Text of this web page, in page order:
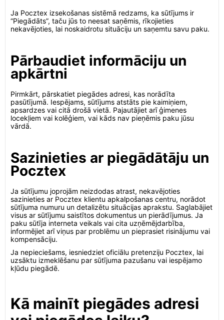
Ja Pocztex izsekošanas sistēmā redzams, ka sūtījums ir
“Piegādāts”, taču jūs to neesat saņēmis, rīkojieties
nekavējoties, lai noskaidrotu situāciju un saņemtu savu paku.
Pārbaudiet informāciju un
apkārtni
Pirmkārt, pārskatiet piegādes adresi, kas norādīta
pasūtījumā. Iespējams, sūtījums atstāts pie kaimiņiem,
apsardzes vai citā drošā vietā. Pajautājiet arī ģimenes
locekļiem vai kolēģiem, vai kāds nav pieņēmis paku jūsu
vārdā.
Sazinieties ar piegādātāju un
Pocztex
Ja sūtījumu joprojām neizdodas atrast, nekavējoties
sazinieties ar Pocztex klientu apkalpošanas centru, norādot
sūtījuma numuru un detalizētu situācijas aprakstu. Saglabājiet
visus ar sūtījumu saistītos dokumentus un pierādījumus. Ja
paku sūtīja interneta veikals vai cita uzņēmējdarbība,
informējiet arī viņus par problēmu un pieprasiet risinājumu vai
kompensāciju.
Ja nepieciešams, iesniedziet oficiālu pretenziju Pocztex, lai
uzsāktu izmeklēšanu par sūtījuma pazušanu vai iespējamo
kļūdu piegādē.
Kā mainīt piegādes adresi